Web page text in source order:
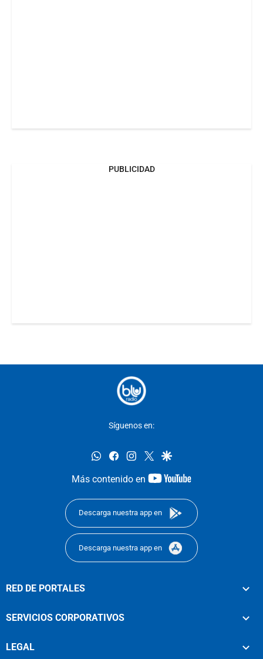
PUBLICIDAD
Síguenos en:
whatsappfacebookinstagram
twittergoogle
Más contenido en
youtube-
Descarga nuestra app en
Descarga nuestra app en
RED DE PORTALES
SERVICIOS CORPORATIVOS
LEGAL